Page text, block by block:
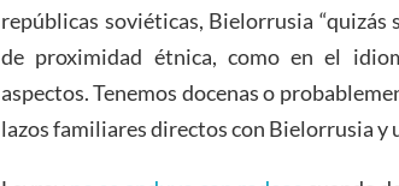
repúblicas soviéticas, Bielorrusia “quizás
de proximidad étnica, como en el
aspectos. Tenemos docenas o
lazos familiares directos con Bielorrusia y